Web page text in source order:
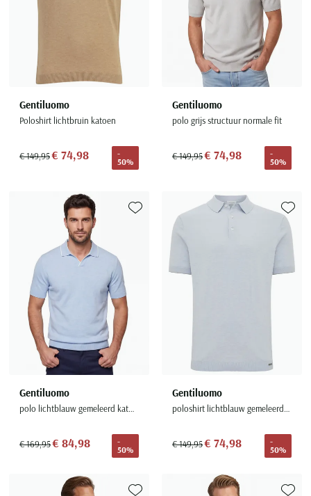
Gentiluomo
Poloshirt lichtbruin katoen
€ 149,95€ 74,98
-
50%
Gentiluomo
polo grijs structuur normale fit
€ 149,95€ 74,98
-
50%
Gentiluomo
polo lichtblauw gemeleerd katoen
€ 169,95€ 84,98
-
50%
Toevoegen aan favorieten
Gentiluomo
poloshirt lichtblauw gemeleerd normale fit
€ 149,95€ 74,98
-
50%